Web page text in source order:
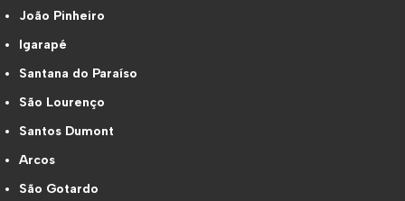
João Pinheiro
Igarapé
Santana do Paraíso
São Lourenço
Santos Dumont
Arcos
São Gotardo